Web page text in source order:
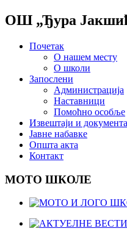
ОШ „Ђура
Почетак
О нашем месту
О школи
Запослени
Администрација
Наставници
Помоћно особље
Извештаји и
Јавне набавке
Општа акта
Контакт
МОТО ШКОЛЕ